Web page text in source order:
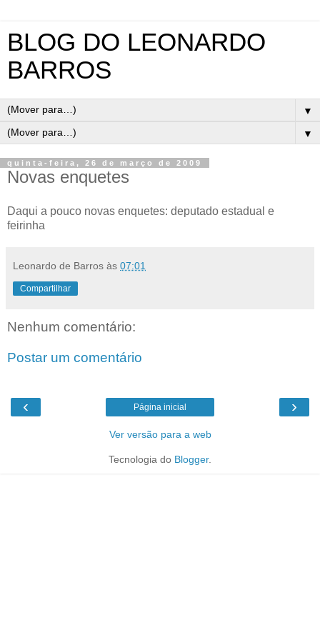
BLOG DO LEONARDO
BARROS
▼
▼
quinta-feira, 26 de março de 2009
Novas enquetes
Daqui a pouco novas enquetes: deputado estadual e
feirinha
Leonardo de Barros às 07:01
Compartilhar
Nenhum comentário:
Postar um comentário
‹ ›
Página inicial
Ver versão para a web
Tecnologia do Blogger.